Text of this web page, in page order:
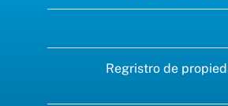
Regristro de